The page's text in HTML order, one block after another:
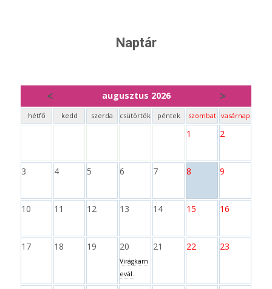
Naptár
< augusztus 2026 >
hétfő kedd szerda csütörtök péntek szombat vasárnap
1 2
3 4 5 6 7 8 9
10 11 12 13 14 15 16
17 18 19 20
Virágkarn
evál.
21 22 23